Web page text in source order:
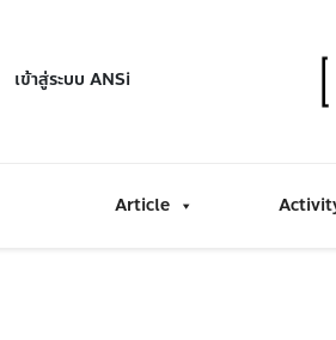
เข้าสู่ระบบ ANSi
Article